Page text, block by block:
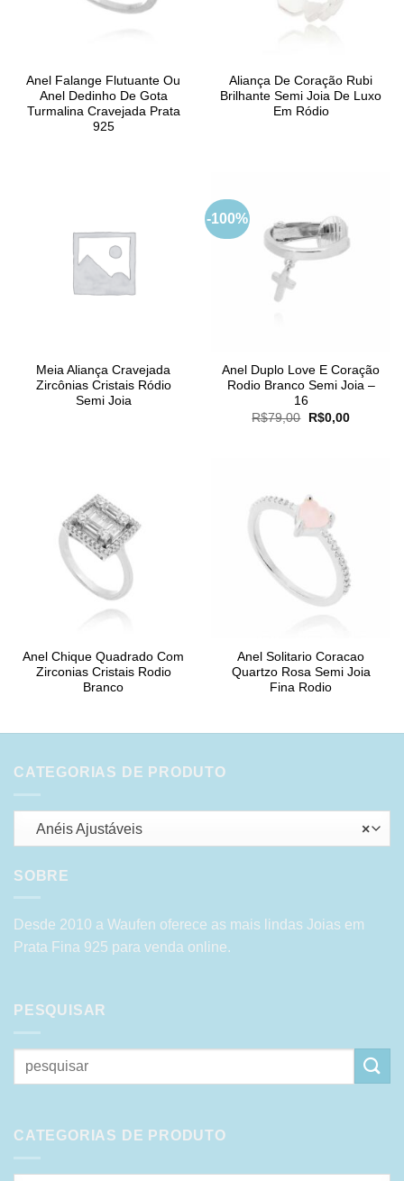
Anel Falange Flutuante Ou
Anel Dedinho De Gota
Turmalina Cravejada Prata
925
Aliança De Coração Rubi
Brilhante Semi Joia De Luxo
Em Ródio
Meia Aliança Cravejada
Zircônias Cristais Ródio
Semi Joia
-100%
Anel Duplo Love E Coração
Rodio Branco Semi Joia –
16
R$79,00
O
preço
R$0,00O
Anel Chique Quadrado Com
Zirconias Cristais Rodio
Branco
Anel Solitario Coracao
Quartzo Rosa Semi Joia
Fina Rodio
CATEGORIAS DE PRODUTO
×
Anéis Ajustáveis
SOBRE
Desde 2010 a Waufen oferece as mais lindas Joias em
Prata Fina 925 para venda online.
PESQUISAR
Pesquisar
por:
CATEGORIAS DE PRODUTO